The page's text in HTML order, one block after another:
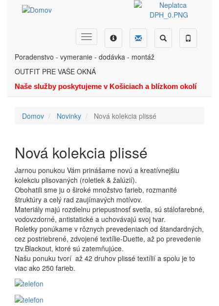
Telefón
Hľadať
Dopyt
Menu
Ponuka
Poradenstvo - vymeranie - dodávka - montáž
OUTFIT PRE VAŠE OKNÁ
Naše služby poskytujeme v Košiciach a blízkom okolí
Domov Novinky Nová kolekcia plissé
Nová kolekcia plissé
Jarnou ponukou Vám prinášame novú a kreatívnejšiu
kolekciu plisovaných (roletiek & žalúzií).
Obohatili sme ju o široké množstvo farieb, rozmanité
štruktúry a celý rad zaujímavých motívov.
Materiály majú rozdielnu priepustnosť svetla, sú stálofarebné,
vodovzdorné, antistatické a uchovávajú svoj tvar.
Roletky ponúkame v rôznych prevedeniach od štandardných,
cez postriebrené, zdvojené textílie-Duette, až po prevedenie
tzv.Blackout, ktoré sú zatemňujúce.
Našu ponuku tvorí až 42 druhov plissé textílií a spolu je to
viac ako 250 farieb.